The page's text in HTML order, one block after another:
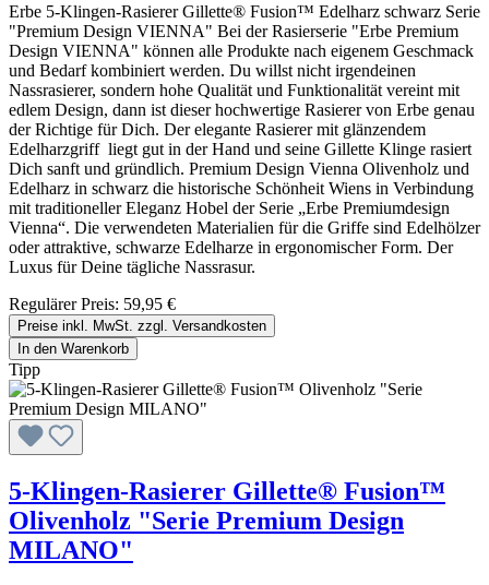
Erbe 5-Klingen-Rasierer Gillette® Fusion™ Edelharz schwarz Serie
"Premium Design VIENNA" Bei der Rasierserie "Erbe Premium
Design VIENNA" können alle Produkte nach eigenem Geschmack
und Bedarf kombiniert werden. Du willst nicht irgendeinen
Nassrasierer, sondern hohe Qualität und Funktionalität vereint mit
edlem Design, dann ist dieser hochwertige Rasierer von Erbe genau
der Richtige für Dich. Der elegante Rasierer mit glänzendem
Edelharzgriff liegt gut in der Hand und seine Gillette Klinge rasiert
Dich sanft und gründlich. Premium Design Vienna Olivenholz und
Edelharz in schwarz die historische Schönheit Wiens in Verbindung
mit traditioneller Eleganz Hobel der Serie „Erbe Premiumdesign
Vienna“. Die verwendeten Materialien für die Griffe sind Edelhölzer
oder attraktive, schwarze Edelharze in ergonomischer Form. Der
Luxus für Deine tägliche Nassrasur.
Regulärer Preis: 59,95 €
Preise inkl. MwSt. zzgl. Versandkosten
In den Warenkorb
Tipp
5-Klingen-Rasierer Gillette® Fusion™
Olivenholz "Serie Premium Design
MILANO"